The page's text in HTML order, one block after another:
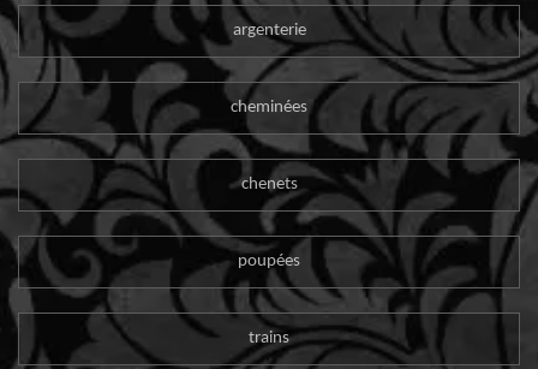
argenterie
cheminées
chenets
poupées
trains